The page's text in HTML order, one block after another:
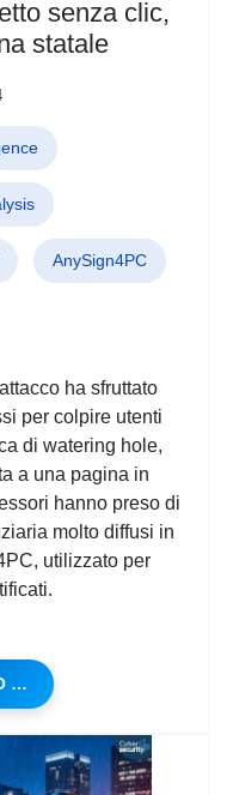
senza clic,
statale
AnySign4PC
ha sfruttato
per colpire utenti
di watering hole,
a una pagina in
hanno preso di
molto diffusi in
utilizzato per
…